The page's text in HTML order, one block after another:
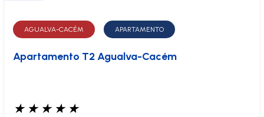
AGUALVA-CACÉM APARTAMENTO
Apartamento T2 Agualva-Cacém
★ ★ ★ ★ ★